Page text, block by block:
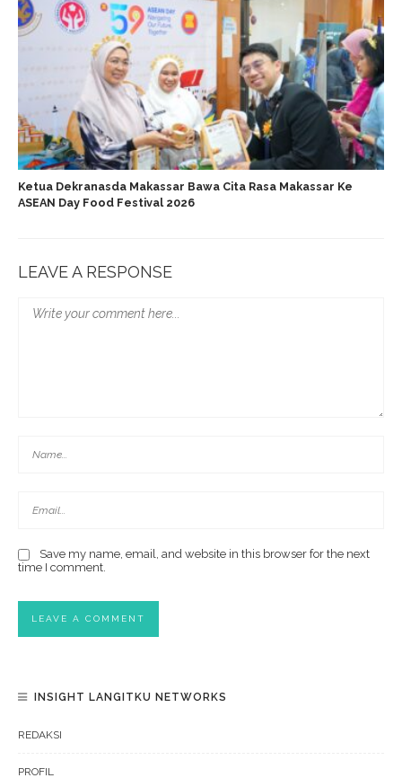
Ketua Dekranasda Makassar Bawa Cita Rasa Makassar Ke
ASEAN Day Food Festival 2026
LEAVE A RESPONSE
Save my name, email, and website in this browser for the next
time I comment.
INSIGHT LANGITKU NETWORKS
REDAKSI
PROFIL